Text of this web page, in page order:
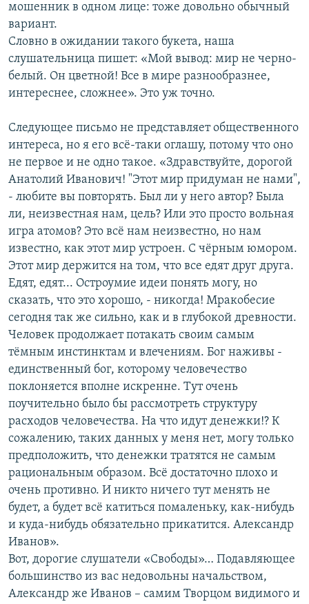
мошенник в одном лице: тоже довольно обычный
вариант.
Словно в ожидании такого букета, наша
слушательница пишет: «Мой вывод: мир не черно-
белый. Он цветной! Все в мире разнообразнее,
интереснее, сложнее». Это уж точно.
Следующее письмо не представляет общественного
интереса, но я его всё-таки оглашу, потому что оно
не первое и не одно такое. «Здравствуйте, дорогой
Анатолий Иванович! "Этот мир придуман не нами",
- любите вы повторять. Был ли у него автор? Была
ли, неизвестная нам, цель? Или это просто вольная
игра атомов? Это всё нам неизвестно, но нам
известно, как этот мир устроен. С чёрным юмором.
Этот мир держится на том, что все едят друг друга.
Едят, едят... Остроумие идеи понять могу, но
сказать, что это хорошо, - никогда! Мракобесие
сегодня так же сильно, как и в глубокой древности.
Человек продолжает потакать своим самым
тёмным инстинктам и влечениям. Бог наживы -
единственный бог, которому человечество
поклоняется вполне искренне. Тут очень
поучительно было бы рассмотреть структуру
расходов человечества. На что идут денежки!? К
сожалению, таких данных у меня нет, могу только
предположить, что денежки тратятся не самым
рациональным образом. Всё достаточно плохо и
очень противно. И никто ничего тут менять не
будет, а будет всё катиться помаленьку, как-нибудь
и куда-нибудь обязательно прикатится. Александр
Иванов».
Вот, дорогие слушатели «Свободы»… Подавляющее
большинство из вас недовольны начальством,
Александр же Иванов – самим Творцом видимого и